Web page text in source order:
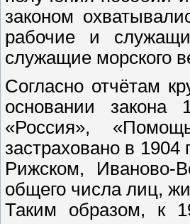
законом
рабочие и
служащие морского
Согласно отчётам
основании закона
«Россия»,
застраховано в 1904
Рижском, Иваново-
общего числа лиц,
Таким образом, к